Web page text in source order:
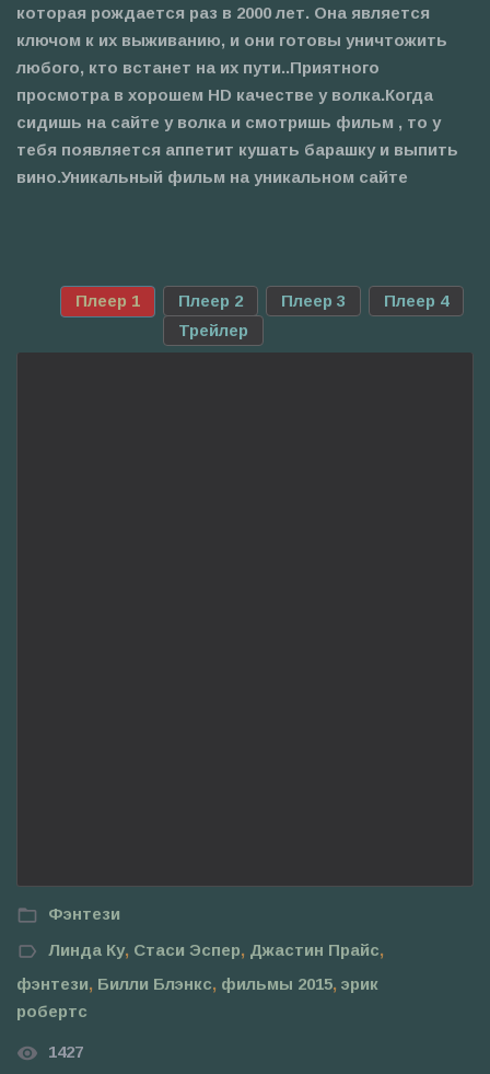
которая рождается раз в 2000 лет. Она является
ключом к их выживанию, и они готовы уничтожить
любого, кто встанет на их пути..Приятного
просмотра в хорошем HD качестве у волка.Когда
сидишь на сайте у волка и смотришь фильм , то у
тебя появляется аппетит кушать барашку и выпить
вино.Уникальный фильм на уникальном сайте
Плеер 1 Плеер 2 Плеер 3
Плеер 4
Трейлер
Фэнтези
Линда Ку, Стаси Эспер, Джастин Прайс,
фэнтези, Билли Блэнкс, фильмы 2015, эрик
робертс
1427